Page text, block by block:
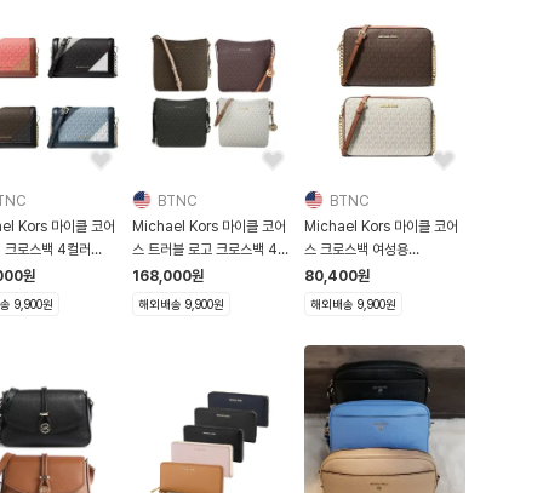
Kors 마이클 코어
크로스백 4컬러
원
9,900원
BTNC
Michael Kors 마이클 코어
스 트러블 로고 크로스백 4컬
러 30H6GTVM3V
168,000원
해외배송 9,900원
BTNC
Michael Kors 마이클 코어
스 크로스백 여성용
35F8GTTC3B
80,400원
해외배송 9,900원